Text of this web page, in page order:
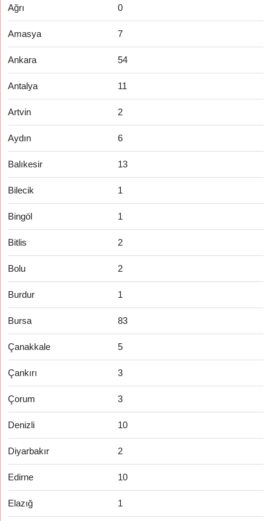
Ağrı 0
Amasya 7
Ankara 54
Antalya 11
Artvin 2
Aydın 6
Balıkesir 13
Bilecik 1
Bingöl 1
Bitlis 2
Bolu 2
Burdur 1
Bursa 83
Çanakkale 5
Çankırı 3
Çorum 3
Denizli 10
Diyarbakır 2
Edirne 10
Elazığ 1